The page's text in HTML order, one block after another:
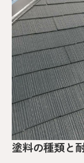
塗料の種類と